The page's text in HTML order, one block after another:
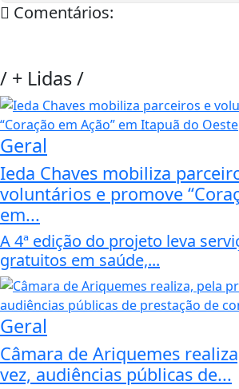
Comentários:
/ + Lidas/
Geral
Ieda Chaves mobiliza
voluntários e promove
em...
A 4ª edição do projeto leva
gratuitos em saúde,...
Geral
Câmara de Ariquemes
vez, audiências públicas de...